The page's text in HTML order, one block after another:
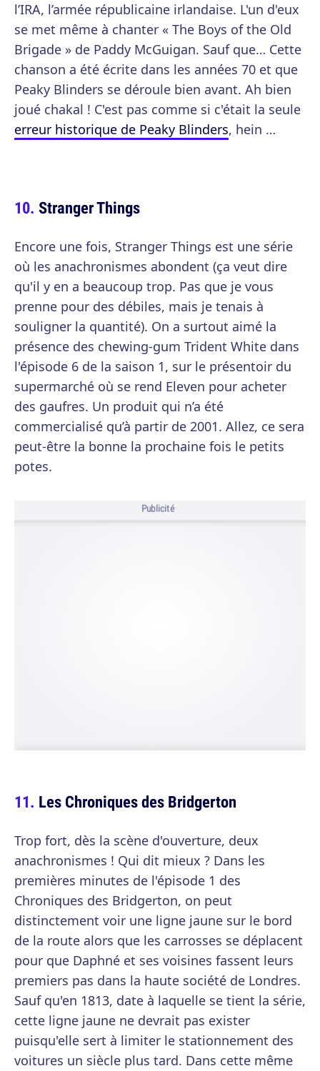
l’IRA, l’armée républicaine irlandaise. L'un d'eux
se met même à chanter « The Boys of the Old
Brigade » de Paddy McGuigan. Sauf que… Cette
chanson a été écrite dans les années 70 et que
Peaky Blinders se déroule bien avant. Ah bien
joué chakal ! C'est pas comme si c'était la seule
erreur historique de Peaky Blinders, hein …
Stranger Things
Encore une fois, Stranger Things est une série
où les anachronismes abondent (ça veut dire
qu'il y en a beaucoup trop. Pas que je vous
prenne pour des débiles, mais je tenais à
souligner la quantité). On a surtout aimé la
présence des chewing-gum Trident White dans
l'épisode 6 de la saison 1, sur le présentoir du
supermarché où se rend Eleven pour acheter
des gaufres. Un produit qui n’a été
commercialisé qu’à partir de 2001. Allez, ce sera
peut-être la bonne la prochaine fois le petits
potes.
Publicité
Les Chroniques des Bridgerton
Trop fort, dès la scène d'ouverture, deux
anachronismes ! Qui dit mieux ? Dans les
premières minutes de l'épisode 1 des
Chroniques des Bridgerton, on peut
distinctement voir une ligne jaune sur le bord
de la route alors que les carrosses se déplacent
pour que Daphné et ses voisines fassent leurs
premiers pas dans la haute société de Londres.
Sauf qu'en 1813, date à laquelle se tient la série,
cette ligne jaune ne devrait pas exister
puisqu'elle sert à limiter le stationnement des
voitures un siècle plus tard. Dans cette même